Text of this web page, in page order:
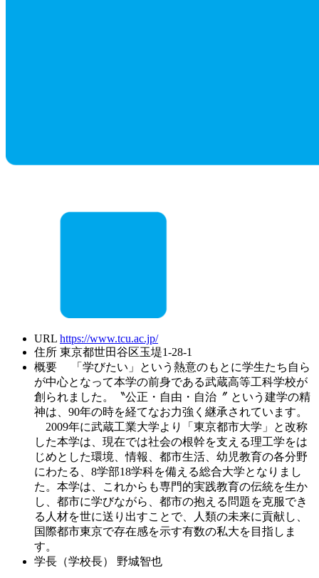
URL https://www.tcu.ac.jp/
住所 東京都世田谷区玉堤1-28-1
概要
「学びたい」という熱意のもとに学生たち自ら
が中心となって本学の前身である武蔵高等工科学校が
創られました。〝公正・自由・自治〞 という建学の精
神は、90年の時を経てなお力強く継承されています。
2009年に武蔵工業大学より「東京都市大学」と改称
した本学は、現在では社会の根幹を支える理工学をは
じめとした環境、情報、都市生活、幼児教育の各分野
にわたる、8学部18学科を備える総合大学となりまし
た。本学は、これからも専門的実践教育の伝統を生か
し、都市に学びながら、都市の抱える問題を克服でき
る人材を世に送り出すことで、人類の未来に貢献し、
国際都市東京で存在感を示す有数の私大を目指しま
す。
学長（学校長）
野城智也